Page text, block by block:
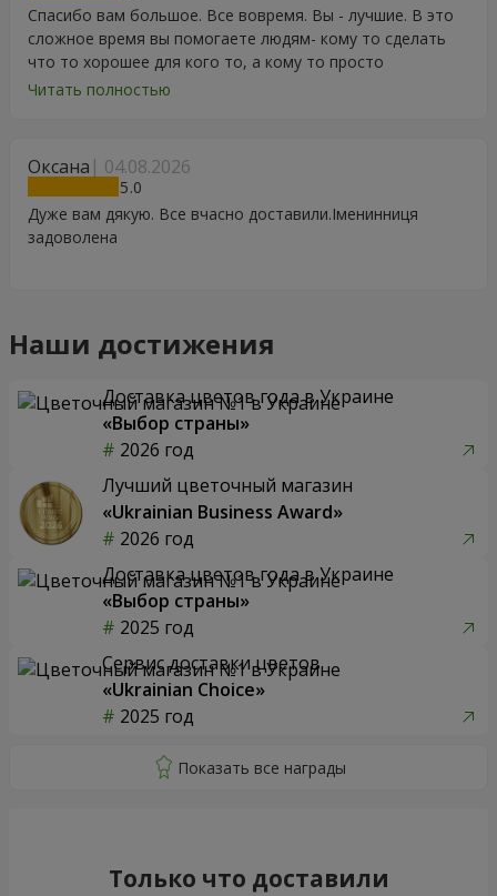
Спасибо вам большое. Все вовремя. Вы - лучшие. В это
сложное время вы помогаете людям- кому то сделать
что то хорошее для кого то, а кому то просто
порадоваться цветам, подарку, тортику, поздравлению.
Читать полностью
Оксана 04.08.2026
5
Дуже вам дякую. Все вчасно доставили.Іменинниця
задоволена
Наши достижения
Доставка цветов года в Украине
«Выбор страны»
2026 год
Лучший цветочный магазин
«Ukrainian Business Award»
2026 год
Доставка цветов года в Украине
«Выбор страны»
2025 год
Сервис доставки цветов
«Ukrainian Choice»
2025 год
Только что доставили